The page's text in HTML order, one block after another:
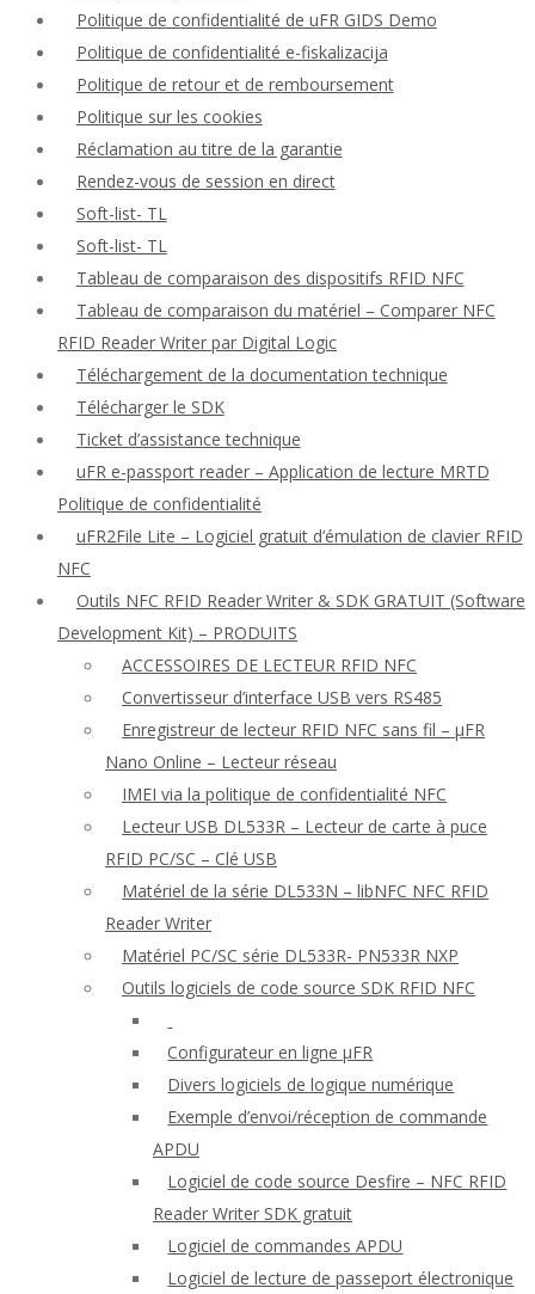
Politique de confidentialité de uFR GIDS Demo
Politique de confidentialité e-fiskalizacija
Politique de retour et de remboursement
Politique sur les cookies
Réclamation au titre de la garantie
Rendez-vous de session en direct
Soft-list- TL
Soft-list- TL
Tableau de comparaison des dispositifs RFID NFC
Tableau de comparaison du matériel – Comparer NFC
RFID Reader Writer par Digital Logic
Téléchargement de la documentation technique
Télécharger le SDK
Ticket d’assistance technique
uFR e-passport reader – Application de lecture MRTD
Politique de confidentialité
uFR2File Lite – Logiciel gratuit d’émulation de clavier RFID
NFC
Outils NFC RFID Reader Writer & SDK GRATUIT (Software
Development Kit) – PRODUITS
ACCESSOIRES DE LECTEUR RFID NFC
Convertisseur d’interface USB vers RS485
Enregistreur de lecteur RFID NFC sans fil – μFR
Nano Online – Lecteur réseau
IMEI via la politique de confidentialité NFC
Lecteur USB DL533R – Lecteur de carte à puce
RFID PC/SC – Clé USB
Matériel de la série DL533N – libNFC NFC RFID
Reader Writer
Matériel PC/SC série DL533R- PN533R NXP
Outils logiciels de code source SDK RFID NFC
Configurateur en ligne μFR
Divers logiciels de logique numérique
Exemple d’envoi/réception de commande
APDU
Logiciel de code source Desfire – NFC RFID
Reader Writer SDK gratuit
Logiciel de commandes APDU
Logiciel de lecture de passeport électronique